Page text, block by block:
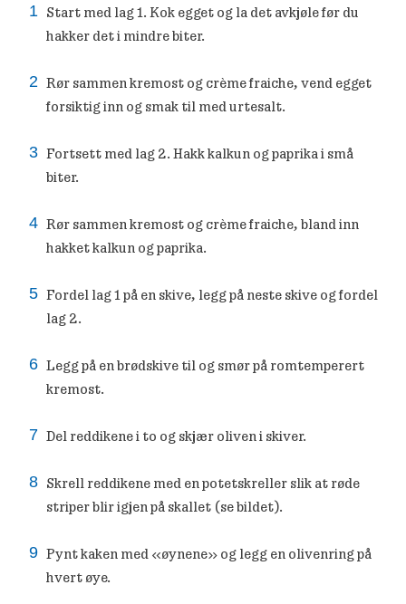
Start med lag 1. Kok egget og la det avkjøle før du
hakker det i mindre biter.
Rør sammen kremost og crème fraiche, vend egget
forsiktig inn og smak til med urtesalt.
Fortsett med lag 2. Hakk kalkun og paprika i små
biter.
Rør sammen kremost og crème fraiche, bland inn
hakket kalkun og paprika.
Fordel lag 1 på en skive, legg på neste skive og fordel
lag 2.
Legg på en brødskive til og smør på romtemperert
kremost.
Del reddikene i to og skjær oliven i skiver.
Skrell reddikene med en potetskreller slik at røde
striper blir igjen på skallet (se bildet).
Pynt kaken med «øynene» og legg en olivenring på
hvert øye.